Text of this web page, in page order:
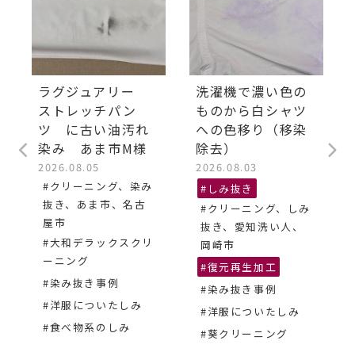
ラグジュアリー
ストレッチパン
ツ に古い油汚れ
染み あま市M様
2026.08.05
#クリーニング、染み
抜き、あま市、名古
屋市
#大和デラックスクリ
ーニング
#染み抜き事例
#洋服についたしみ
#食べ物系のしみ
洗濯機で濃い色の
ものから白シャツ
への色移り（移染
除去）
2026.08.03
#しみ抜き
#クリーニング、しみ
抜き、愛知洗い人、
岡崎市
#復元再生加工
#染み抜き事例
#洋服についたしみ
#葵クリーニング